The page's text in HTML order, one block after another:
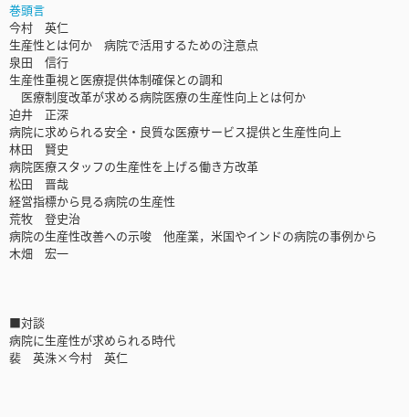
巻頭言
今村 英仁
生産性とは何か 病院で活用するための注意点
泉田 信行
生産性重視と医療提供体制確保との調和
医療制度改革が求める病院医療の生産性向上とは何か
迫井 正深
病院に求められる安全・良質な医療サービス提供と生産性向上
林田 賢史
病院医療スタッフの生産性を上げる働き方改革
松田 晋哉
経営指標から見る病院の生産性
荒牧 登史治
病院の生産性改善への示唆 他産業，米国やインドの病院の事例から
木畑 宏一
■対談
病院に生産性が求められる時代
裴 英洙×今村 英仁